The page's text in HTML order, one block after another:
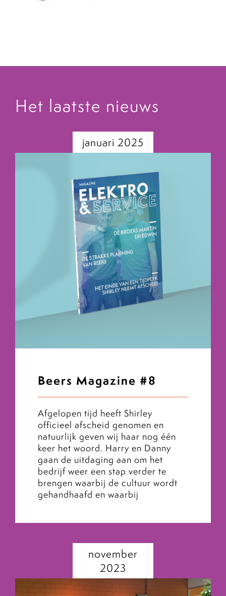
Het laatste nieuws
januari 2025
Beers Magazine #8
Afgelopen tijd heeft Shirley
officieel afscheid genomen en
natuurlijk geven wij haar nog één
keer het woord. Harry en Danny
gaan de uitdaging aan om het
bedrijf weer een stap verder te
brengen waarbij de cultuur wordt
gehandhaafd en waarbij
november
2023